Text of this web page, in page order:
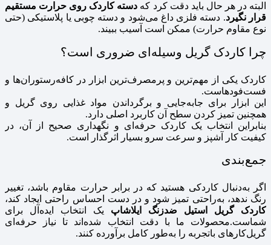
البته در هر حال باید دقت کرد که دسته کاردک روی حرارت مستقیم
قرار نگیرد. دسته فلزی داغ می‌شود و دسته چوبی یا پلاستیکی (حتی
نوع مقاوم حرارت) ممکن است آسیب ببیند.
چرا کاردک گریل وسیله‌ای ضروری است؟
کاردک یکی از مهم‌ترین و پرمصرف‌ترین ابزار در کافه‌رستوران‌ها و
فست‌فودهاست.
این ابزار برای جابه‌جایی و برگرداندن مواد غذایی روی گریل و
همچنین تمیز کردن سطح آن کاربرد اصلی دارد.
بنابراین انتخاب یک کاردک حرفه‌ای و نگهداری صحیح از آن، در
کیفیت کار آشپز و سرعت سرو بسیار اثرگذار است.
جمع‌بندی
اگر به‌دنبال کاردکی هستید که در برابر حرارت مقاوم باشد، تغییر
رنگ ندهد، به‌راحتی تمیز شود و در دست احساس راحتی ایجاد کند،
کاردک گریل استیل ضدزنگ ایلاشاپ یک انتخاب ایده‌آل برای
شماست.محصولات ما با دقت انتخاب شده‌اند تا نیاز حرفه‌ای
گریل‌کارهای باتجربه را به‌طور کامل برآورده کنند.